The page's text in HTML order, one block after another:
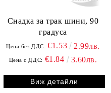
Снадка за трак шини, 90
градуса
Цена без ДДС: €1.53 2.99лв.
Цена с ДДС: €1.84 3.60лв.
Виж детайли